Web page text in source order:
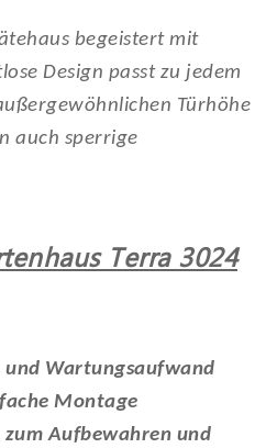
begeistert mit
Design passt zu jedem
Türhöhe
auch sperrige
Terra 3024
und Wartungsaufwand
Montage
Aufbewahren und